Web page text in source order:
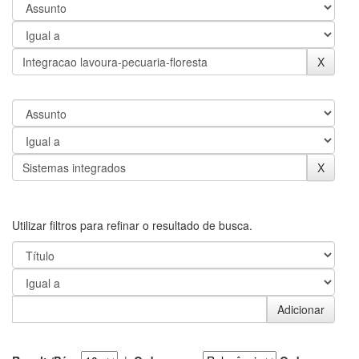
Utilizar filtros para refinar o resultado de busca.